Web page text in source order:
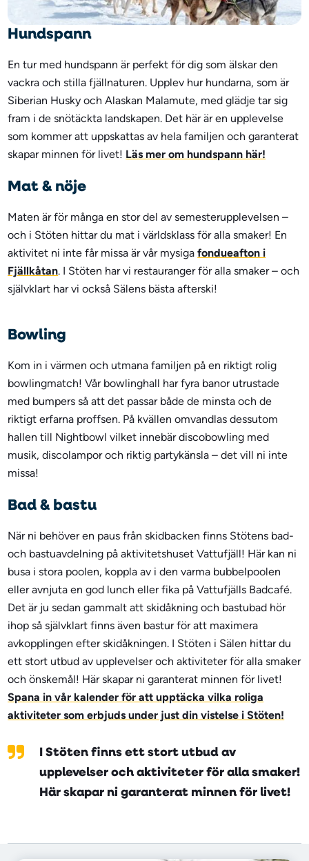
Hundspann
En tur med hundspann är perfekt för dig som älskar den
vackra och stilla fjällnaturen. Upplev hur hundarna, som är
Siberian Husky och Alaskan Malamute, med glädje tar sig
fram i de snötäckta landskapen. Det här är en upplevelse
som kommer att uppskattas av hela familjen och garanterat
skapar minnen för livet! Läs mer om hundspann här!
Mat & nöje
Maten är för många en stor del av semesterupplevelsen –
och i Stöten hittar du mat i världsklass för alla smaker! En
aktivitet ni inte får missa är vår mysigafondueafton i
Fjällkåtan. I Stöten har vi restauranger för alla smaker – och
självklart har vi också Sälens bästa afterski!
Bowling
Kom in i värmen och utmana familjen på en riktigt rolig
bowlingmatch! Vår bowlinghall har fyra banor utrustade
med bumpers så att det passar både de minsta och de
riktigt erfarna proffsen. På kvällen omvandlas dessutom
hallen till Nightbowl vilket innebär discobowling med
musik, discolampor och riktig partykänsla – det vill ni inte
missa!
Bad & bastu
När ni behöver en paus från skidbacken finns Stötens bad-
och bastuavdelning på aktivitetshuset Vattufjäll! Här kan ni
busa i stora poolen, koppla av i den varma bubbelpoolen
eller avnjuta en god lunch eller fika på Vattufjälls Badcafé.
Det är ju sedan gammalt att skidåkning och bastubad hör
ihop så självklart finns även bastur för att maximera
avkopplingen efter skidåkningen. I Stöten i Sälen hittar du
ett stort utbud av upplevelser och aktiviteter för alla smaker
och önskemål! Här skapar ni garanterat minnen för livet!
Spana in vår kalender för att upptäcka vilka roliga
aktiviteter som erbjuds under just din vistelse i Stöten!
I Stöten finns ett stort utbud av
upplevelser och aktiviteter för alla smaker!
Här skapar ni garanterat minnen för livet!